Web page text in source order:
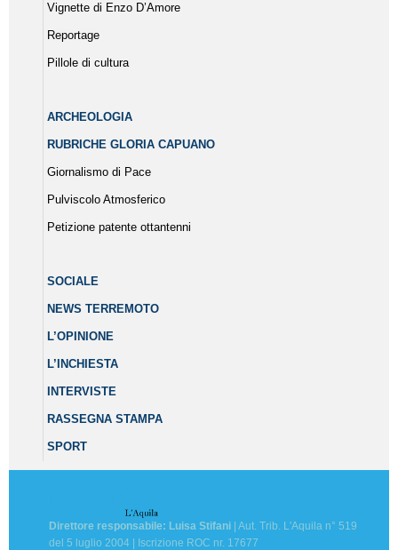
Vignette di Enzo D’Amore
Reportage
Pillole di cultura
ARCHEOLOGIA
RUBRICHE GLORIA CAPUANO
Giornalismo di Pace
Pulviscolo Atmosferico
Petizione patente ottantenni
SOCIALE
NEWS TERREMOTO
L’OPINIONE
L’INCHIESTA
INTERVISTE
RASSEGNA STAMPA
SPORT
Direttore responsabile: Luisa Stifani | Aut. Trib. L'Aquila n° 519
del 5 luglio 2004 | Iscrizione ROC nr. 17677